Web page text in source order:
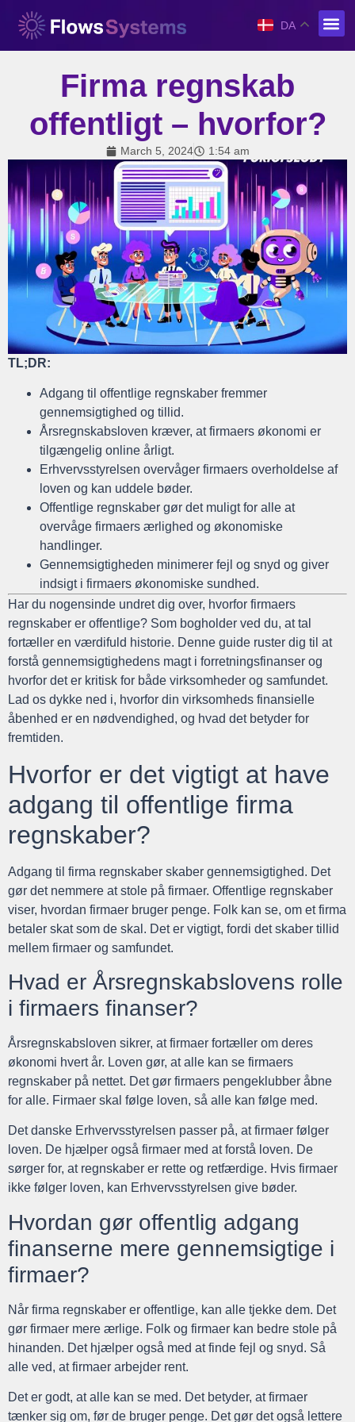
DA
Firma regnskab
offentligt – hvorfor?
March 5, 2024 1:54 am
TL;DR:
Adgang til offentlige regnskaber fremmer
gennemsigtighed og tillid.
Årsregnskabsloven kræver, at firmaers økonomi er
tilgængelig online årligt.
Erhvervsstyrelsen overvåger firmaers overholdelse af
loven og kan uddele bøder.
Offentlige regnskaber gør det muligt for alle at
overvåge firmaers ærlighed og økonomiske
handlinger.
Gennemsigtigheden minimerer fejl og snyd og giver
indsigt i firmaers økonomiske sundhed.
Har du nogensinde undret dig over, hvorfor firmaers
regnskaber er offentlige? Som bogholder ved du, at tal
fortæller en værdifuld historie. Denne guide ruster dig til at
forstå gennemsigtighedens magt i forretningsfinanser og
hvorfor det er kritisk for både virksomheder og samfundet.
Lad os dykke ned i, hvorfor din virksomheds finansielle
åbenhed er en nødvendighed, og hvad det betyder for
fremtiden.
Hvorfor er det vigtigt at have
adgang til offentlige firma
regnskaber?
Adgang til firma regnskaber skaber gennemsigtighed. Det
gør det nemmere at stole på firmaer. Offentlige regnskaber
viser, hvordan firmaer bruger penge. Folk kan se, om et firma
betaler skat som de skal. Det er vigtigt, fordi det skaber tillid
mellem firmaer og samfundet.
Hvad er Årsregnskabslovens rolle
i firmaers finanser?
Årsregnskabsloven sikrer, at firmaer fortæller om deres
økonomi hvert år. Loven gør, at alle kan se firmaers
regnskaber på nettet. Det gør firmaers pengeklubber åbne
for alle. Firmaer skal følge loven, så alle kan følge med.
Det danske Erhvervsstyrelsen passer på, at firmaer følger
loven. De hjælper også firmaer med at forstå loven. De
sørger for, at regnskaber er rette og retfærdige. Hvis firmaer
ikke følger loven, kan Erhvervsstyrelsen give bøder.
Hvordan gør offentlig adgang
finanserne mere gennemsigtige i
firmaer?
Når firma regnskaber er offentlige, kan alle tjekke dem. Det
gør firmaer mere ærlige. Folk og firmaer kan bedre stole på
hinanden. Det hjælper også med at finde fejl og snyd. Så
alle ved, at firmaer arbejder rent.
Det er godt, at alle kan se med. Det betyder, at firmaer
tænker sig om, før de bruger penge. Det gør det også lettere